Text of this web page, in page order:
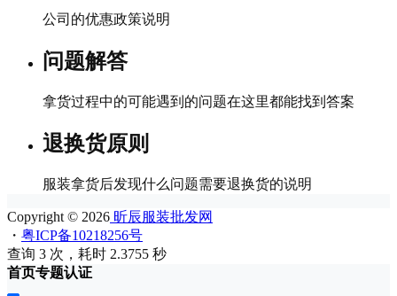
公司的优惠政策说明
问题解答
拿货过程中的可能遇到的问题在这里都能找到答案
退换货原则
服装拿货后发现什么问题需要退换货的说明
Copyright © 2026 昕辰服装批发网
・ 粤ICP备10218256号
查询 3 次，耗时 2.3755 秒
首页专题认证